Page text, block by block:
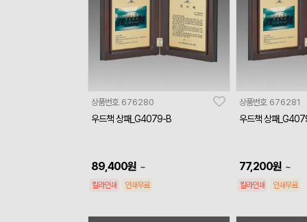
상품번호 676280
우드책 상패_G4079-B
89,400원 ~
칼라인쇄 인쇄무료
상품번호 676281
우드책 상패
77,200원 ~
칼라인쇄 인쇄무료